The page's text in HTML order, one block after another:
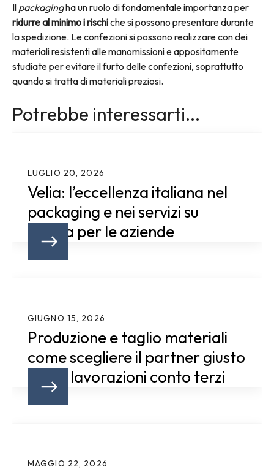
Il packagingha un ruolo di fondamentale importanza per
ridurre al minimo i rischiche si possono presentare durante
la spedizione. Le confezioni si possono realizzare con dei
materiali resistenti alle manomissioni e appositamente
studiate per evitare il furto delle confezioni, soprattutto
quando si tratta di materiali preziosi.
Potrebbe interessarti...
LUGLIO 20, 2026
Velia: l’eccellenza italiana nel
packaging e nei servizi su
misura per le aziende
GIUGNO 15, 2026
Produzione e taglio materiali
come scegliere il partner giusto
per le lavorazioni conto terzi
MAGGIO 22, 2026